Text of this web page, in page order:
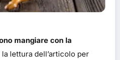
mangiare con la
lettura dell’articolo per